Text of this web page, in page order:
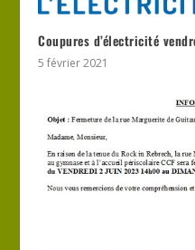
Coupures d’électricité
5 février 2021